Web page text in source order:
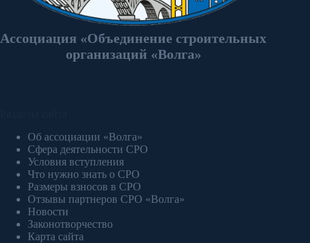
Ассоциация «Объединение строительных
организаций «Волга»
Об ассоциации «Волга»
Сфера деятельности СРО
Условия вступления
Что нужно знать о СРО
Размеры взносов в СРО
Отзывы партнеров СРО «Волга»
Новости
Законотворчество
Карта сайта